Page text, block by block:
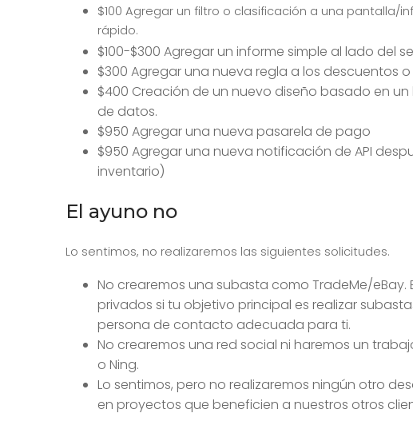
$100 Agregar un filtro o clasificación a una
rápido.
$100-$300 Agregar un informe simple al lado del
$300 Agregar una nueva regla a los descuentos
$400 Creación de un nuevo diseño basado en
de datos.
$950 Agregar una nueva pasarela de pago
$950 Agregar una nueva notificación de API
inventario)
El ayuno no
Lo sentimos, no realizaremos las siguientes solicitudes.
No crearemos una subasta como TradeMe/eBay.
privados si tu objetivo principal es realizar
persona de contacto adecuada para ti.
No crearemos una red social ni haremos un
o Ning.
Lo sentimos, pero no realizaremos ningún otro
en proyectos que beneficien a nuestros otros